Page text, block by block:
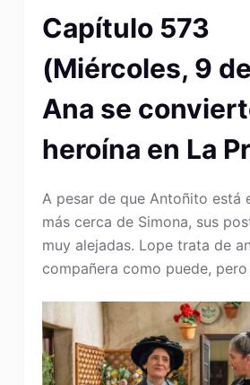
Capítulo 573
(Miércoles, 9
Ana se
heroína en La
A pesar de que Antoñito está
más cerca de Simona, sus
muy alejadas. Lope trata de
compañera como puede,